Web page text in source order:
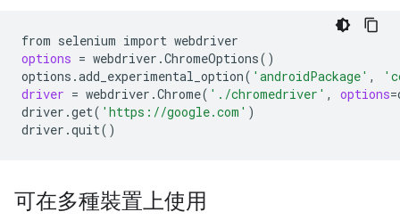
from selenium import
options = webdriver.ChromeOptions()
options.add_experimental_option( 'androidPackage' ,
driver = webdriver.Chrome( './chromedriver' , options=
driver.get( 'https://google.com' )
driver.quit()
可在多種裝置上使用